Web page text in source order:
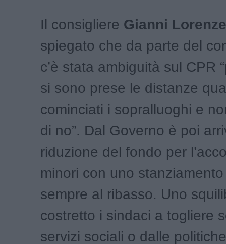
Il consigliere Gianni
spiegato che da parte del
c’è stata ambiguità sul CPR
si sono prese le distanze
cominciati i sopralluoghi e
di no”. Dal Governo è poi
riduzione del fondo per
minori con uno
sempre al ribasso. Uno
costretto i sindaci a togliere
servizi sociali o dalle